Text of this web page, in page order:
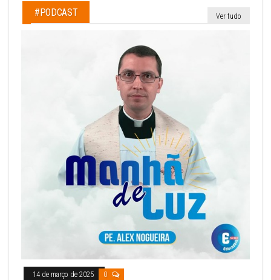
#PODCAST Ver tudo
14 de março de 2025 0